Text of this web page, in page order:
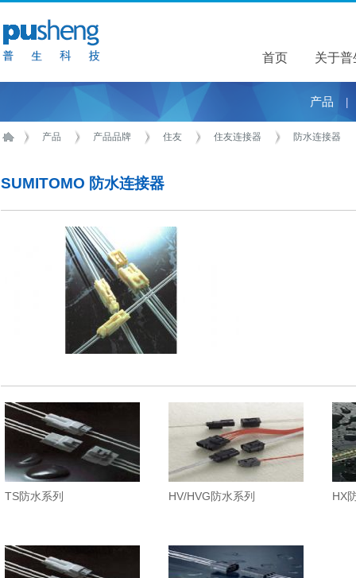
首页 关于普
关于普
产品
产品 产品品牌 住友 住友连接器 防水连接器
SUMITOMO 防水连接器
TS防水系列 HV/HVG防水系列 HX